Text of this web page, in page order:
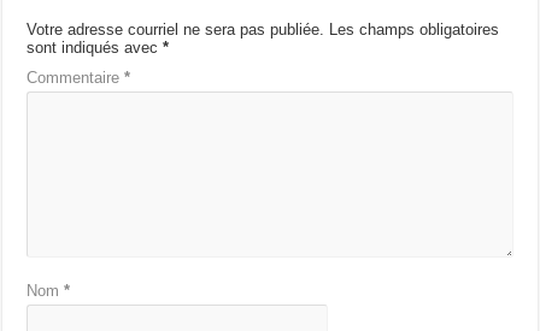
Votre adresse courriel ne sera pas publiée. Les champs obligatoires
sont indiqués avec*
Commentaire*
Nom*